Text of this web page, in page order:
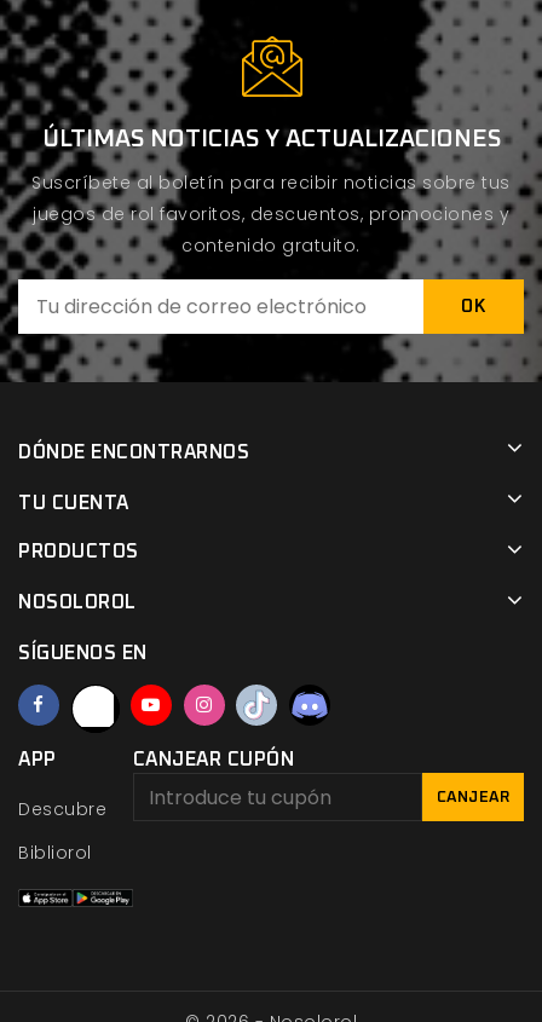
ÚLTIMAS NOTICIAS Y ACTUALIZACIONES
Suscríbete al boletín para recibir noticias sobre tus
juegos de rol favoritos, descuentos, promociones y
contenido gratuito.
DÓNDE ENCONTRARNOS
TU CUENTA
PRODUCTOS
NOSOLOROL
SÍGUENOS EN
APP
Descubre
Bibliorol
CANJEAR CUPÓN
CANJEAR